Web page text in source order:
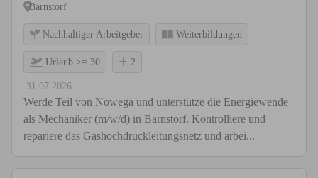
Barnstorf
Nachhaltiger Arbeitgeber Weiterbildungen
Urlaub >= 30 2
31.07.2026
Werde Teil von Nowega und unterstütze die Energiewende
als Mechaniker (m/w/d) in Barnstorf. Kontrolliere und
repariere das Gashochdruckleitungsnetz und arbei...